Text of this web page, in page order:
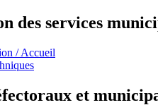
des services
/ Accueil
et